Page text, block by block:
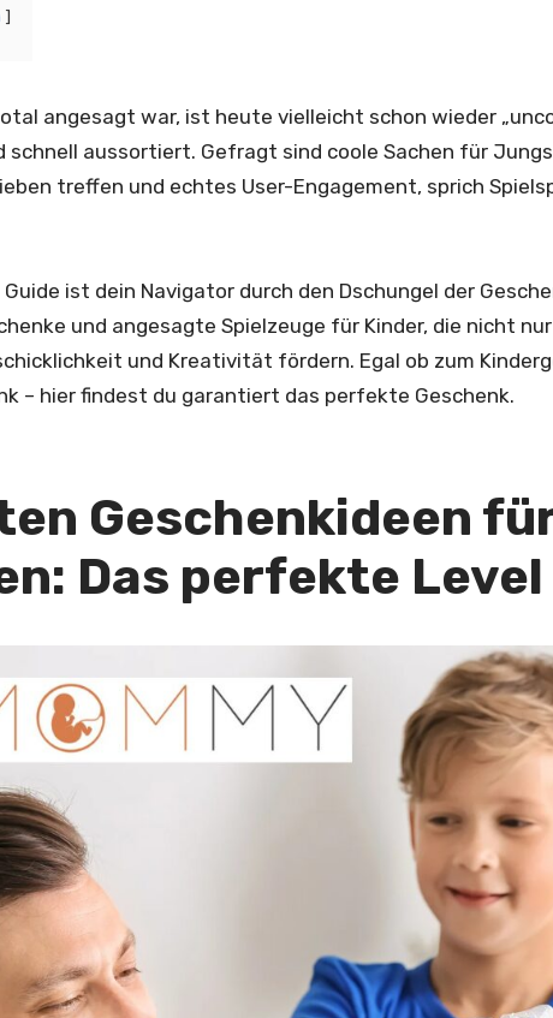
angesagt war, ist heute vielleicht schon wieder
schnell aussortiert. Gefragt sind coole Sachen für Jungs
treffen und echtes User-Engagement, sprich
ist dein Navigator durch den Dschungel der
und angesagte Spielzeuge für Kinder, die nicht
und Kreativität fördern. Egal ob zum
– hier findest du garantiert das perfekte Geschenk.
Geschenkideen
Das perfekte Level